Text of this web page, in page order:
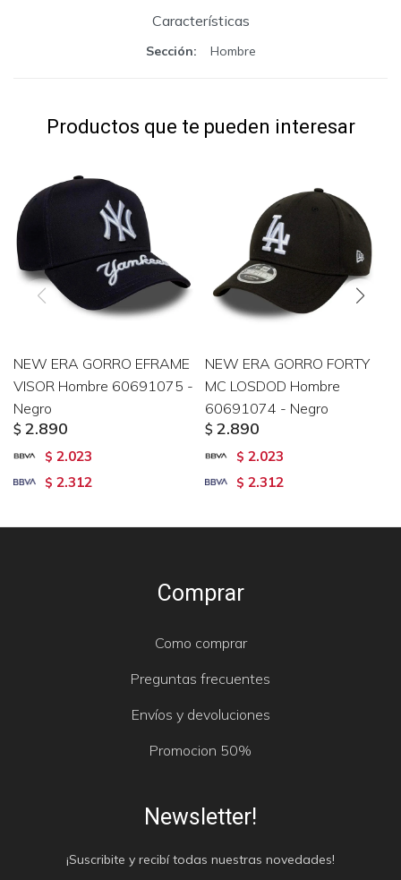
Características
Sección Hombre
Productos que te pueden interesar
NEW ERA GORRO EFRAME
VISOR Hombre 60691075 -
Negro
$ 2.890
$ 2.023
$ 2.312
NEW ERA GORRO FORTY
MC LOSDOD Hombre
60691074 - Negro
$ 2.890
$ 2.023
$ 2.312
Comprar
Como comprar
Preguntas frecuentes
Envíos y devoluciones
Promocion 50%
Newsletter!
¡Suscribite y recibí todas nuestras novedades!